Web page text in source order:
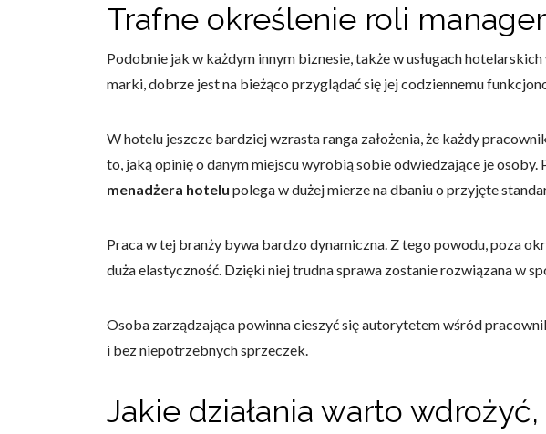
Trafne określenie roli
Podobnie jak w każdym innym biznesie, także w usługach
marki, dobrze jest na bieżąco przyglądać się jej codziennemu
W hotelu jeszcze bardziej wzrasta ranga założenia, że każdy
to, jaką opinię o danym miejscu wyrobią sobie odwiedzające je
menadżera hotelu polega w dużej mierze na dbaniu o przyjęte
Praca w tej branży bywa bardzo dynamiczna. Z tego powodu, poza
duża elastyczność. Dzięki niej trudna sprawa zostanie rozwiązana w
Osoba zarządzająca powinna cieszyć się autorytetem wśród
i bez niepotrzebnych sprzeczek.
Jakie działania warto
Wykorzystujemy pliki cookie do spersonalizowania
naszej witrynie. Informacje o tym, jak korzystasz z
z ich usług.